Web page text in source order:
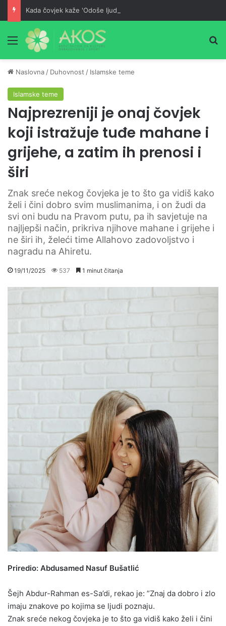
Meni
Naslovna / Duhovnost / Islamske teme
Islamske teme
Najprezreniji je onaj čovjek
koji istražuje tuđe mahane i
grijehe, a zatim ih prenosi i
širi
Znak sreće nekog čovjeka je to što ga vidiš kako
želi i čini dobro svim muslimanima, i on žudi da
svi oni budu na Pravom putu, pa ih savjetuje na
najljepši način, prikriva njihove mahane i grijehe i
ne širi ih, želeći time Allahovo zadovoljstvo i
nagradu na Ahiretu.
19/11/2025 537 1 minut čitanja
Priredio: Abdusamed Nasuf Bušatlić
Šejh Abdur-Rahman es-Sa’di, rekao je: ”Znaj da dobro i zlo
imaju znakove po kojima se ljudi poznaju.
Znak sreće nekog čovjeka je to što ga vidiš kako želi i čini